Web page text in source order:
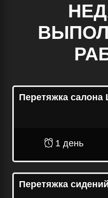
Перетяжка салона
1 день
Перетяжка